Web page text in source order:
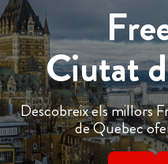
Ciutat
Descobreix els millors
de Quebec